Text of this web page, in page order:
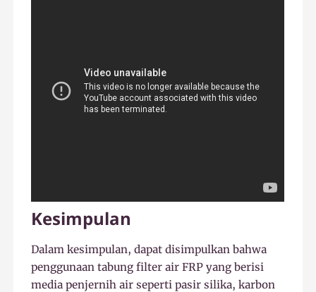
Kesimpulan
Dalam kesimpulan, dapat disimpulkan bahwa
penggunaan tabung filter air FRP yang berisi
media penjernih air seperti pasir silika, karbon